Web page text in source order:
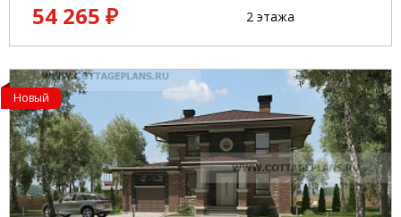
54 265 ₽
2 этажа
Новый